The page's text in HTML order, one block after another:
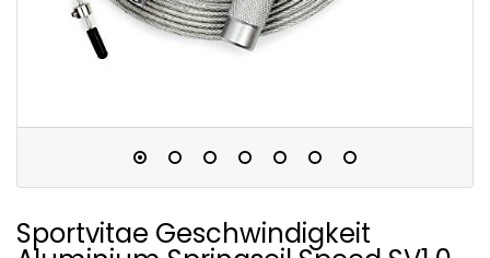
Sportvitae Geschwindigkeit